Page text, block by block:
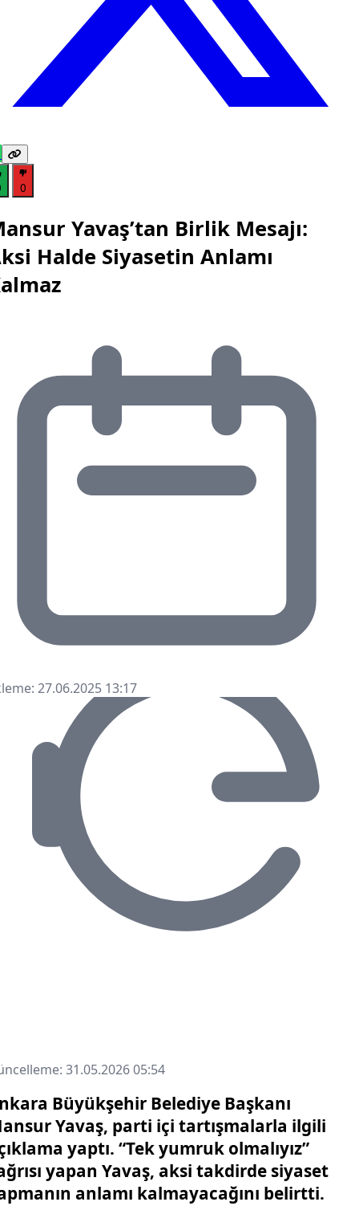
0
Yavaş’tan Birlik Mesajı:
Halde Siyasetin Anlamı
27.06.2025 13:17
31.05.2026 05:54
Büyükşehir Belediye Başkanı
Yavaş, parti içi tartışmalarla ilgili
yaptı. “Tek yumruk olmalıyız”
yapan Yavaş, aksi takdirde siyaset
anlamı kalmayacağını belirtti.